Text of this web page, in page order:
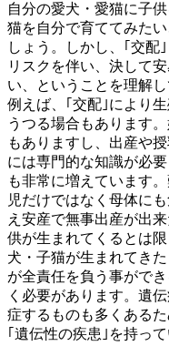
自分の愛犬・愛猫に子
猫を自分で育ててみた
しょう。しかし、｢交配
リスクを伴い、決して
い、ということを理解
例えば、｢交配｣により
うつる場合もあります
もありますし、出産や
には専門的な知識が必
も非常に増えています
児だけではなく母体に
え安産で無事出産が出
供が生まれてくるとは
犬・子猫が生まれてき
が全責任を負う事がで
く必要があります。遺
症するものも多くある
｢遺伝性の疾患｣を持っ